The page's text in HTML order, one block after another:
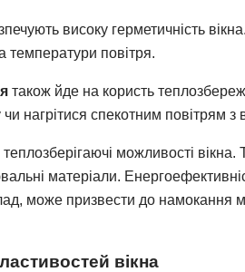
високу герметичність
температури повітря.
також йде на користь
нагрітися спекотним повітрям з
теплозберігаючі можливості
матеріали.
може призвести до намокання
вікна